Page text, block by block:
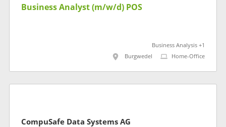
Business Analyst (m/w/d) POS
Business Analysis +1
Burgwedel
Home-Office
CompuSafe Data Systems AG